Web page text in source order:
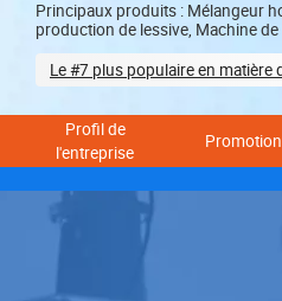
Principaux produits : Mélangeur
production de lessive, Machine
Le #7 plus populaire en matière
Profil de
l'entreprise
Promotion